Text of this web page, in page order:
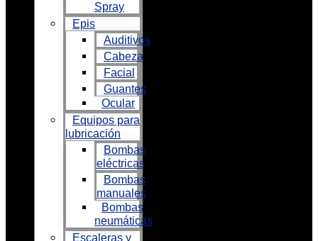
Spray
Epis
Auditivos
Cabeza
Facial
Guantes
Ocular
Equipos para
lubricación
Bombas
eléctricas
Bombas
manuales
Bombas
neumáticas
Escaleras y